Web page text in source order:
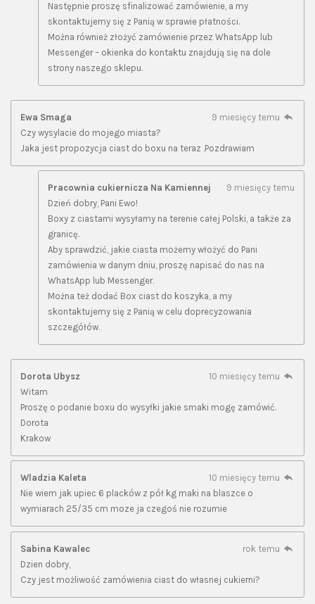
Następnie proszę sfinalizować zamówienie, a my
skontaktujemy się z Panią w sprawie płatności.
Można również złożyć zamówienie przez WhatsApp lub
Messenger – okienka do kontaktu znajdują się na dole
strony naszego sklepu.
Ewa Smaga
9 miesięcy temu
Czy wysylacie do mojego miasta?
Jaka jest propozycja ciast do boxu na teraz .Pozdrawiam
Pracownia cukiernicza Na Kamiennej
9 miesięcy temu
Dzień dobry, Pani Ewo!
Boxy z ciastami wysyłamy na terenie całej Polski, a także za
granicę.
Aby sprawdzić, jakie ciasta możemy włożyć do Pani
zamówienia w danym dniu, proszę napisać do nas na
WhatsApp lub Messenger.
Można też dodać Box ciast do koszyka, a my
skontaktujemy się z Panią w celu doprecyzowania
szczegółów.
Dorota Ubysz
10 miesięcy temu
Witam
Proszę o podanie boxu do wysyłki jakie smaki mogę zamówić.
Dorota
Krakow
Wladzia Kaleta
10 miesięcy temu
Nie wiem jak upiec 6 placków z pół kg maki na blaszce o
wymiarach 25/35 cm moze ja czegoś nie rozumie
Sabina Kawalec
rok temu
Dzien dobry,
Czy jest możliwość zamówienia ciast do własnej cukierni?